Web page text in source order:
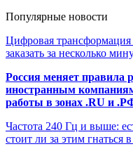
Популярные новости
Цифровая
заказать за несколько
Россия меняет правила
иностранным
работы в зонах .RU и
Частота 240 Гц и выше:
стоит ли за этим гнаться